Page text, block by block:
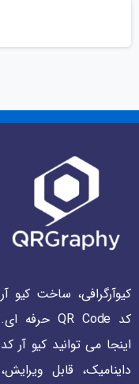
کیوآرگرافی، ساخت کیو آر
کد QR Code حرفه ای.
اینجا می توانید کیو آر کد
داینامیک، قابل ویرایش،